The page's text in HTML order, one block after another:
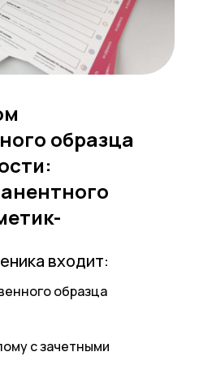
с зачетными
образца
входит:
образца